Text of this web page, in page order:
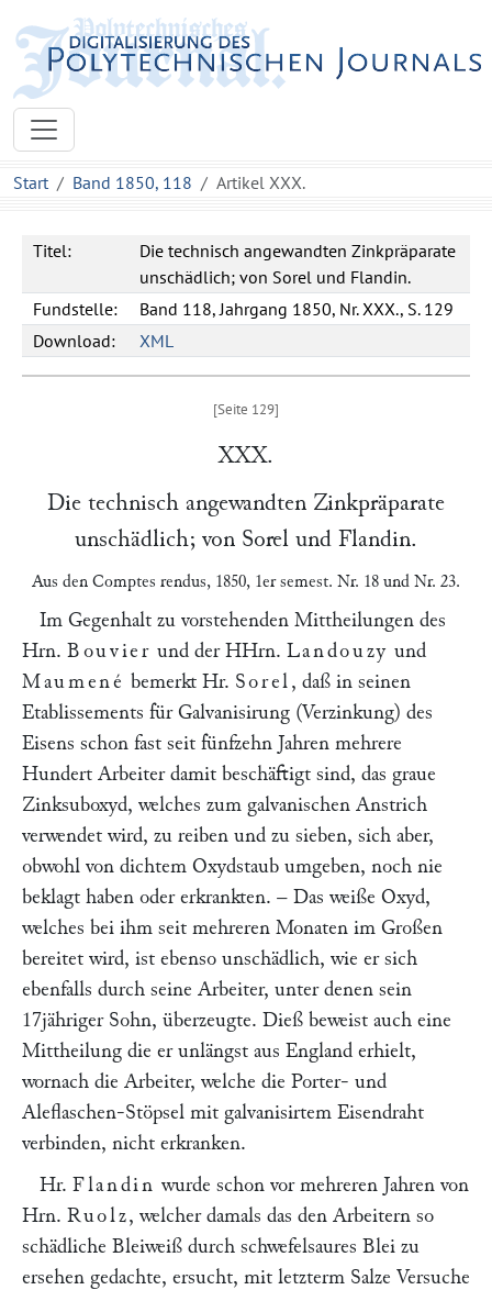
Start Band 1850, 118 Artikel XXX.
Titel:
Die technisch angewandten Zinkpräparate
unschädlich; von Sorel und Flandin.
Fundstelle:
Band 118, Jahrgang 1850, Nr. XXX., S. 129
Download:
XML
XXX.
Die technisch angewandten Zinkpräparate
unschädlich; von Sorel und Flandin.
Aus den Comptes rendus, 1850, 1er semest. Nr. 18 und Nr. 23.
Im Gegenhalt zu vorstehenden Mittheilungen des
Hrn. Bouvier und der HHrn. Landouzy und
Maumené bemerkt Hr. Sorel , daß in seinen
Etablissements für Galvanisirung (Verzinkung) des
Eisens schon fast seit fünfzehn Jahren mehrere
Hundert Arbeiter damit beschäftigt sind, das graue
Zinksuboxyd, welches zum galvanischen Anstrich
verwendet wird, zu reiben und zu sieben, sich aber,
obwohl von dichtem Oxydstaub umgeben, noch nie
beklagt haben oder erkrankten. – Das weiße Oxyd,
welches bei ihm seit mehreren Monaten im Großen
bereitet wird, ist ebenso unschädlich, wie er sich
ebenfalls durch seine Arbeiter, unter denen sein
17jähriger Sohn, überzeugte. Dieß beweist auch eine
Mittheilung die er unlängst aus England erhielt,
wornach die Arbeiter, welche die Porter- und
Aleflaschen-Stöpsel mit galvanisirtem Eisendraht
verbinden, nicht erkranken.
Hr. Flandin wurde schon vor mehreren Jahren von
Hrn. Ruolz, welcher damals das den Arbeitern so
schädliche Bleiweiß durch schwefelsaures Blei zu
ersehen gedachte, ersucht, mit letzterm Salze Versuche